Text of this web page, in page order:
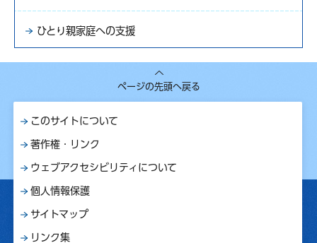
ひとり親家庭への支援
ページの先頭へ戻る
このサイトについて
著作権・リンク
ウェブアクセシビリティについて
個人情報保護
サイトマップ
リンク集